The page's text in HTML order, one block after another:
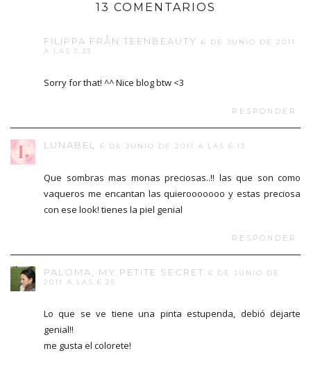
13 COMENTARIOS
FILIPPA FRÅN TEENBEAUTY
6 DE JUNIO DE 2011
A LAS 5:33
Sorry for that! ^^ Nice blog btw <3
RESPONDER
LUNABEL 6 DE JUNIO DE 2011 A LAS 6:13
Que sombras mas monas preciosas..!! las que son como
vaqueros me encantan las quierooooooo y estas preciosa
con ese look! tienes la piel genial
RESPONDER
PALOMA, MY PETITE SECRET
6 DE JUNIO DE
2011 A LAS 6:25
Lo que se ve tiene una pinta estupenda, debió dejarte
genial!!
me gusta el colorete!